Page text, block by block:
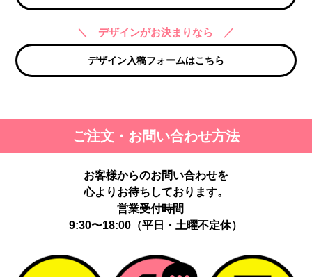
＼ デザインがお決まりなら ／
デザイン入稿フォームはこちら
ご注文・お問い合わせ方法
お客様からのお問い合わせを
心よりお待ちしております。
営業受付時間
9:30〜18:00（平日・土曜不定休）